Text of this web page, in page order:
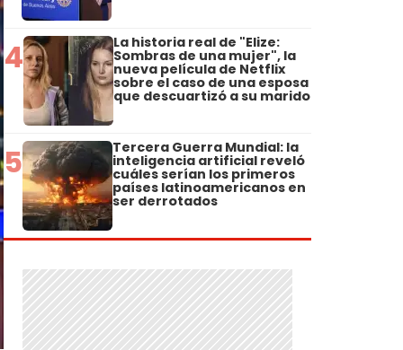
4 La historia real de "Elize:
Sombras de una mujer", la
nueva película de Netflix
sobre el caso de una esposa
que descuartizó a su marido
5 Tercera Guerra Mundial: la
inteligencia artificial reveló
cuáles serían los primeros
países latinoamericanos en
ser derrotados